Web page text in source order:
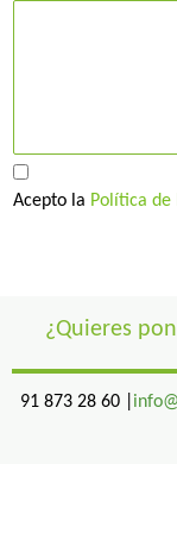
Acepto la Política de
¿Quieres
91 873 28 60 |